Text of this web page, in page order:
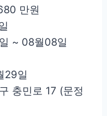
만원
~ 08월08일
29일
충민로 17 (문정